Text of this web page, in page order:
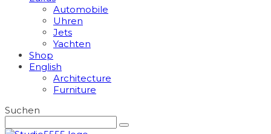
Automobile
Uhren
Jets
Yachten
Shop
English
Architecture
Furniture
Suchen